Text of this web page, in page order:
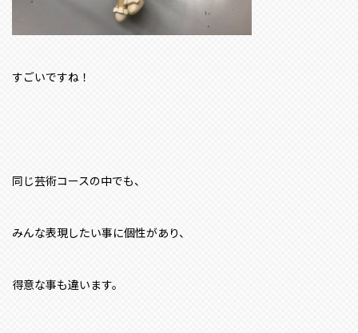
すごいですね！
同じ芸術コースの中でも、
みんな表現したい事に個性があり、
得意な事も違います。